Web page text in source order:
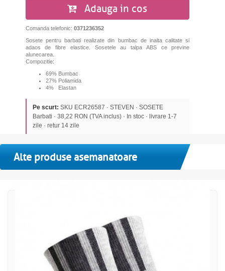
Adauga in cos
Comanda telefonic: 0371236352
Sosete pentru barbati realizate din bumbac de inalta calitate si
adaos de fibre elastice. Sosetele au talpa ABS ce previne
alunecarea.
Compozitie:
69% Bumbac
27% Poliamida
4% Elastan
Pe scurt: SKU ECR26587 · STEVEN · SOSETE
Barbati · 38,22 RON (TVA inclus) · In stoc · livrare 1-7
zile · retur 14 zile
Alte produse asemanatoare